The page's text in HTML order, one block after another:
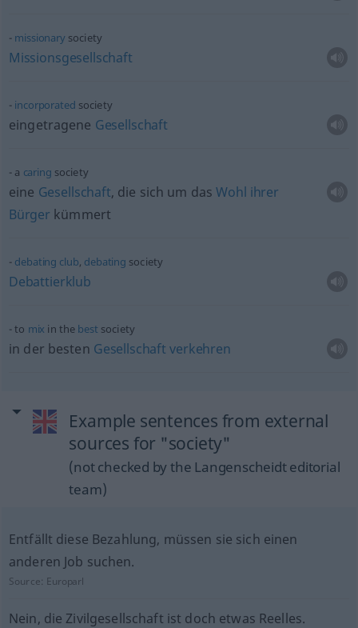
missionarysociety
Missionsgesellschaft
incorporated society
eingetragene Gesellschaft
a caring society
eine Gesellschaft, die sich um dasWohl ihrer
Bürger kümmert
debating club, debating society
Debattierklub
to mix in the best society
in der besten Gesellschaft verkehren
Example sentences from external
sources for "society"
(not checked by the Langenscheidt editorial
team)
Entfällt diese Bezahlung, müssen sie sich einen
anderen Job suchen.
Source: Europarl
Nein, die Zivilgesellschaft ist doch etwas Reelles.